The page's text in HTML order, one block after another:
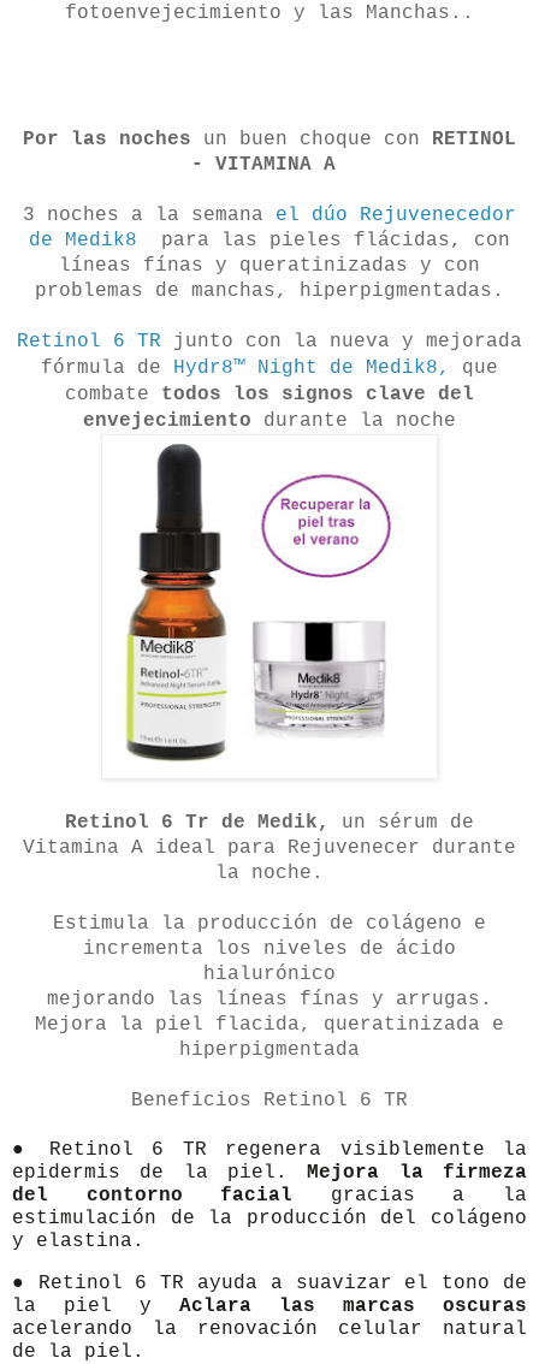
fotoenvejecimiento y las Manchas..
Por las noches un buen choque con RETINOL
- VITAMINA A
3 noches a la semana el dúo Rejuvenecedor
de Medik8 para las pieles flácidas, con
líneas fínas y queratinizadas y con
problemas de manchas, hiperpigmentadas.
Retinol 6 TR junto con la nueva y mejorada
fórmula de Hydr8™ Night de Medik8,
que
combate todos los signos clave del
envejecimiento
durante la noche
Retinol 6 Tr de Medik,
un sérum de
Vitamina A ideal para Rejuvenecer durante
la noche.
Estimula la producción de colágeno e
incrementa los niveles de ácido
hialurónico
mejorando las líneas fínas y arrugas.
Mejora la piel flacida, queratinizada e
hiperpigmentada
Beneficios Retinol 6 TR
● Retinol 6 TR regenera visiblemente la
epidermis de la piel.Mejora la firmeza
del contorno facial gracias a la
estimulación de la producción del colágeno
y elastina.
● Retinol 6 TR ayuda a suavizar el tono de
la piel y Aclara las marcas oscuras
acelerando la renovación celular natural
de la piel.